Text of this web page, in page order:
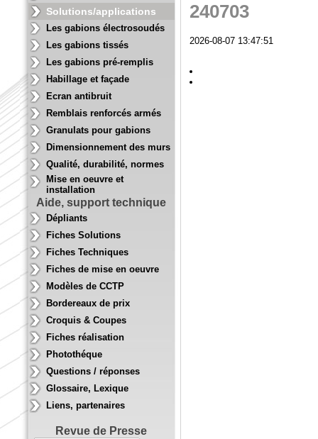
Solutions/applications
Les gabions électrosoudés
Les gabions tissés
Les gabions pré-remplis
Habillage et façade
Ecran antibruit
Remblais renforcés armés
Granulats pour gabions
Dimensionnement des murs
Qualité, durabilité, normes
Mise en oeuvre et
installation
Aide, support technique
Dépliants
Fiches Solutions
Fiches Techniques
Fiches de mise en oeuvre
Modèles de CCTP
Bordereaux de prix
Croquis & Coupes
Fiches réalisation
Photothéque
Questions / réponses
Glossaire, Lexique
Liens, partenaires
Revue de Presse
240703
2026-08-07 13:47:51